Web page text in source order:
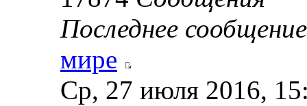
Последнее сообщение
мире
Ср, 27 июля 2016,